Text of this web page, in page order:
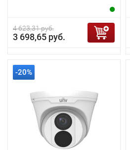
4 623,31 руб.
3 698,65 руб.
-20%